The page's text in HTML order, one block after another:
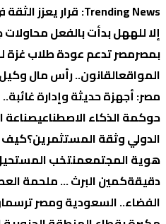
Trending News: قرار يعزز
إلا للههل بدأت بالفعل
بمصرمصر تدعم عودة طلاب غزة
المواقعالقانون.. رأس مال وكيل
مصر: أجهزة حديثة وإدارة
حوكمة الذكاء الاصطناعيصناعة
الدولي وثقة المستثمرين؟كيف
هوية المجتمعمنتخب
دقيقةكمين البرث … ملحمة
الفضاء.. السعودية ومصر